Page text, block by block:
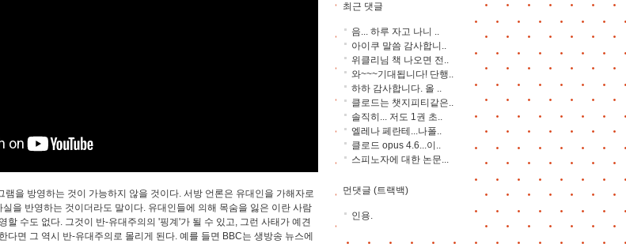
램을 방영하는 것이 가능하지 않을 것이다. 서방 언론은 유대인을 가해자로
을 반영하는 것이더라도 말이다. 유대인들에 의해 목숨을 잃은 이란 사람
할 수도 없다. 그것이 반-유대주의의 '핑계'가 될 수 있고, 그런 사태가 예견
다면 그 역시 반-유대주의로 몰리게 된다. 예를 들면 BBC는 생방송 뉴스에
최근 댓글
음... 하루 자고 나니 ..
아이쿠 말씀 감사합니..
위클리님 책 나오면 전..
와~~~기대됩니다! 단행..
하하 감사합니다. 올 ..
클로드는 챗지피티같은..
솔직히... 저도 1권 초..
엘레나 페란테...나폴..
클로드 opus 4.6...이..
스피노자에 대한 논문...
먼댓글 (트랙백)
인용.